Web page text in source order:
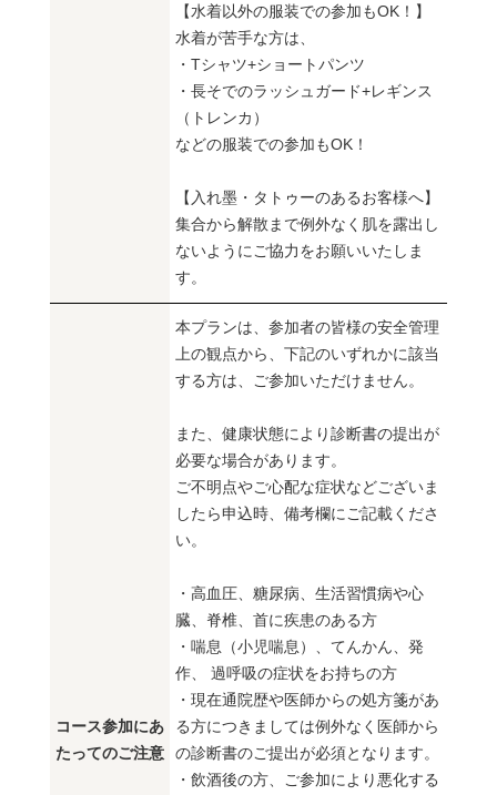
【水着以外の服装での参加もOK！】
水着が苦手な方は、
・Tシャツ+ショートパンツ
・長そでのラッシュガード+レギンス
（トレンカ）
などの服装での参加もOK！
【入れ墨・タトゥーのあるお客様へ】
集合から解散まで例外なく肌を露出し
ないようにご協力をお願いいたしま
す。
コース参加にあ
たってのご注意
本プランは、参加者の皆様の安全管理
上の観点から、下記のいずれかに該当
する方は、ご参加いただけません。
また、健康状態により診断書の提出が
必要な場合があります。
ご不明点やご心配な症状などございま
したら申込時、備考欄にご記載くださ
い。
・高血圧、糖尿病、生活習慣病や心
臓、脊椎、首に疾患のある方
・喘息（小児喘息）、てんかん、発
作、 過呼吸の症状をお持ちの方
・現在通院歴や医師からの処方箋があ
る方につきましては例外なく医師から
の診断書のご提出が必須となります。
・飲酒後の方、ご参加により悪化する